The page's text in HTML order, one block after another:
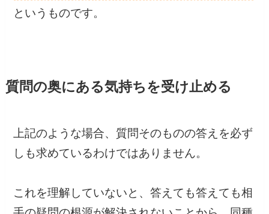
というものです。
質問の奥にある気持ちを受け止める
上記のような場合、質問そのものの答えを必ず
しも求めているわけではありません。
これを理解していないと、答えても答えても相